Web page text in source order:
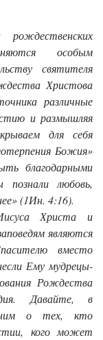
особым
святителя
Христова
различные
и размышляя
для себя
Божия»
благодарными
любовь,
(1Ин. 4:16).
Христа и
являются
вместо
Ему мудрецы-
Рождества
Давайте, в
о тех, кто
кого может